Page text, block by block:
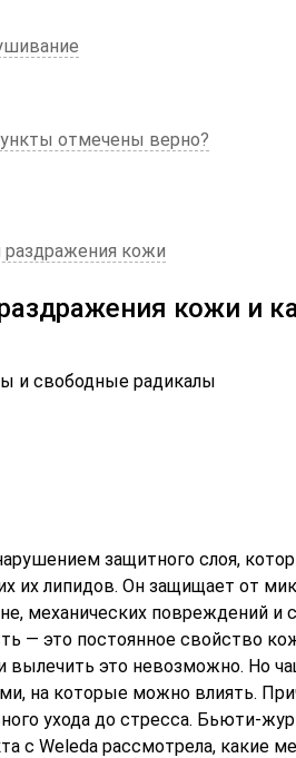
отмечены верно?
кожи
кожи и
и свободные радикалы
защитного слоя,
их липидов. Он защищает от
механических повреждений и
— это постоянное свойство
вылечить это невозможно. Но
на которые можно влиять.
ухода до стресса. Бьюти-
с Weleda рассмотрела, какие